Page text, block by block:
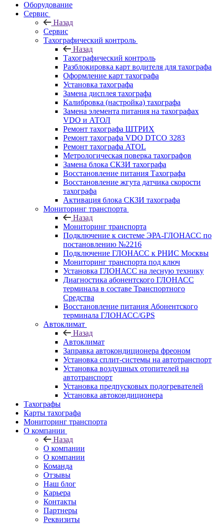
Оборудование
Сервис
Назад
Сервис
Тахографический контроль
Назад
Тахографический контроль
Разблокировка карт водителя для тахографа
Оформление карт тахографа
Установка тахографа
Замена дисплея тахографа
Калибровка (настройка) тахографа
Замена элемента питания на тахографах
VDO и АТОЛ
Ремонт тахографа ШТРИХ
Ремонт тахографа VDO DTCO 3283
Ремонт тахографа ATOL
Метрологическая поверка тахографов
Замена блока СКЗИ тахографа
Восстановление питания Тахографа
Восстановление жгута датчика скорости
тахографа
Активация блока СКЗИ тахографа
Мониторинг транспорта
Назад
Мониторинг транспорта
Подключение к системе ЭРА-ГЛОНАСС по
постановлению №2216
Подключение ГЛОНАСС к РНИС Москвы
Мониторинг транспорта под ключ
Установка ГЛОНАСС на лесную технику
Диагностика абонентского ГЛОНАСС
терминала в составе Транспортного
Средства
Восстановление питания Абонентского
терминала ГЛОНАСС/GPS
Автоклимат
Назад
Автоклимат
Заправка автокондиционера фреоном
Установка сплит-системы на автотранспорт
Установка воздушных отопителей на
автотранспорт
Установка предпусковых подогревателей
Установка автокондиционера
Тахографы
Карты тахографа
Мониторинг транспорта
О компании
Назад
О компании
О компании
Команда
Отзывы
Наш блог
Карьера
Контакты
Партнеры
Реквизиты